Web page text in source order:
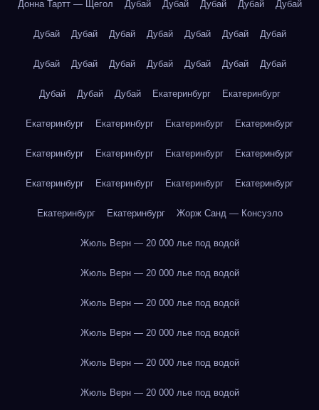
Донна Тартт — Щегол Дубай Дубай Дубай Дубай Дубай
Дубай Дубай Дубай Дубай Дубай Дубай Дубай
Дубай Дубай Дубай Дубай Дубай Дубай Дубай
Дубай Дубай Дубай Екатеринбург Екатеринбург
Екатеринбург Екатеринбург Екатеринбург Екатеринбург
Екатеринбург Екатеринбург Екатеринбург Екатеринбург
Екатеринбург Екатеринбург Екатеринбург Екатеринбург
Екатеринбург Екатеринбург Жорж Санд — Консуэло
Жюль Верн — 20 000 лье под водой
Жюль Верн — 20 000 лье под водой
Жюль Верн — 20 000 лье под водой
Жюль Верн — 20 000 лье под водой
Жюль Верн — 20 000 лье под водой
Жюль Верн — 20 000 лье под водой